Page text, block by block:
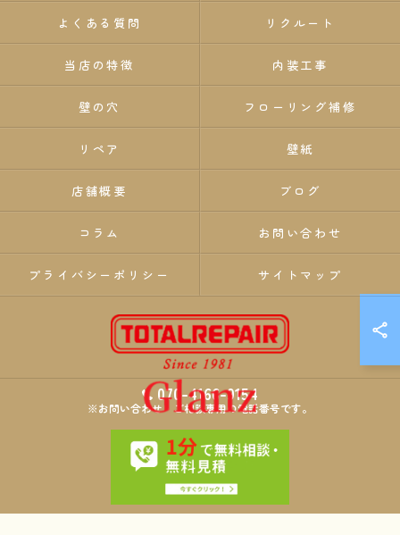
070-4166-9154
※お問い合わせ・ご相談専用の電話番号です。
よくある質問 リクルート
当店の特徴 内装工事
壁の穴 フローリング補修
リペア 壁紙
店舗概要 ブログ
コラム お問い合わせ
プライバシーポリシー サイトマップ
© 2026 埼玉のリペア・リフォームならTOTALREPAIR Glanz ALL RIGHTS
RESERVED.